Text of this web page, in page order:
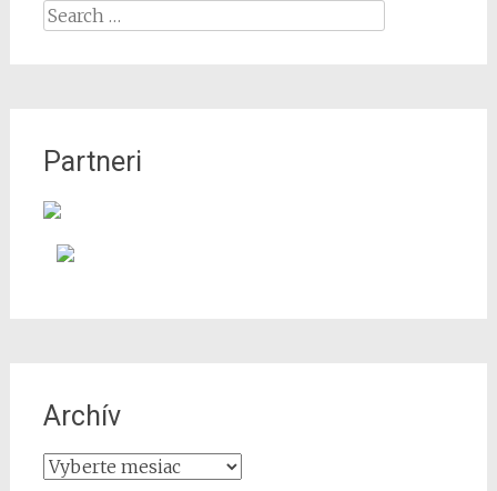
Search
Partneri
Archív
Archív